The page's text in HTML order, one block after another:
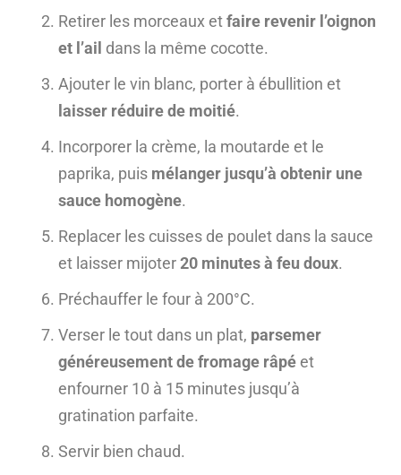
Retirer les morceaux etfaire revenir l’oignon
et l’ail dans la même cocotte.
Ajouter le vin blanc, porter à ébullition et
laisser réduire de moitié.
Incorporer la crème, la moutarde et le
paprika, puis mélanger jusqu’à obtenir une
sauce homogène.
Replacer les cuisses de poulet dans la sauce
et laisser mijoter20 minutes à feu doux.
Préchauffer le four à 200°C.
Verser le tout dans un plat, parsemer
généreusement de fromage râpé et
enfourner 10 à 15 minutes jusqu’à
gratination parfaite.
Servir bien chaud.